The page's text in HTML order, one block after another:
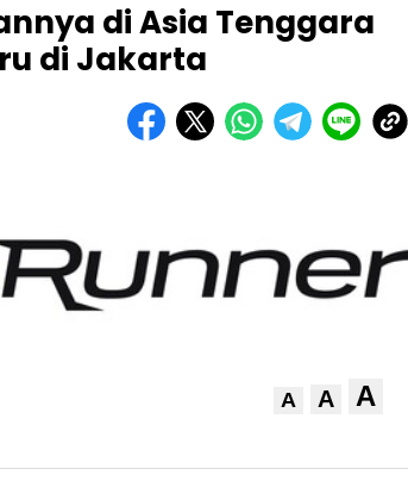
di Asia Tenggara
di Jakarta
A A A